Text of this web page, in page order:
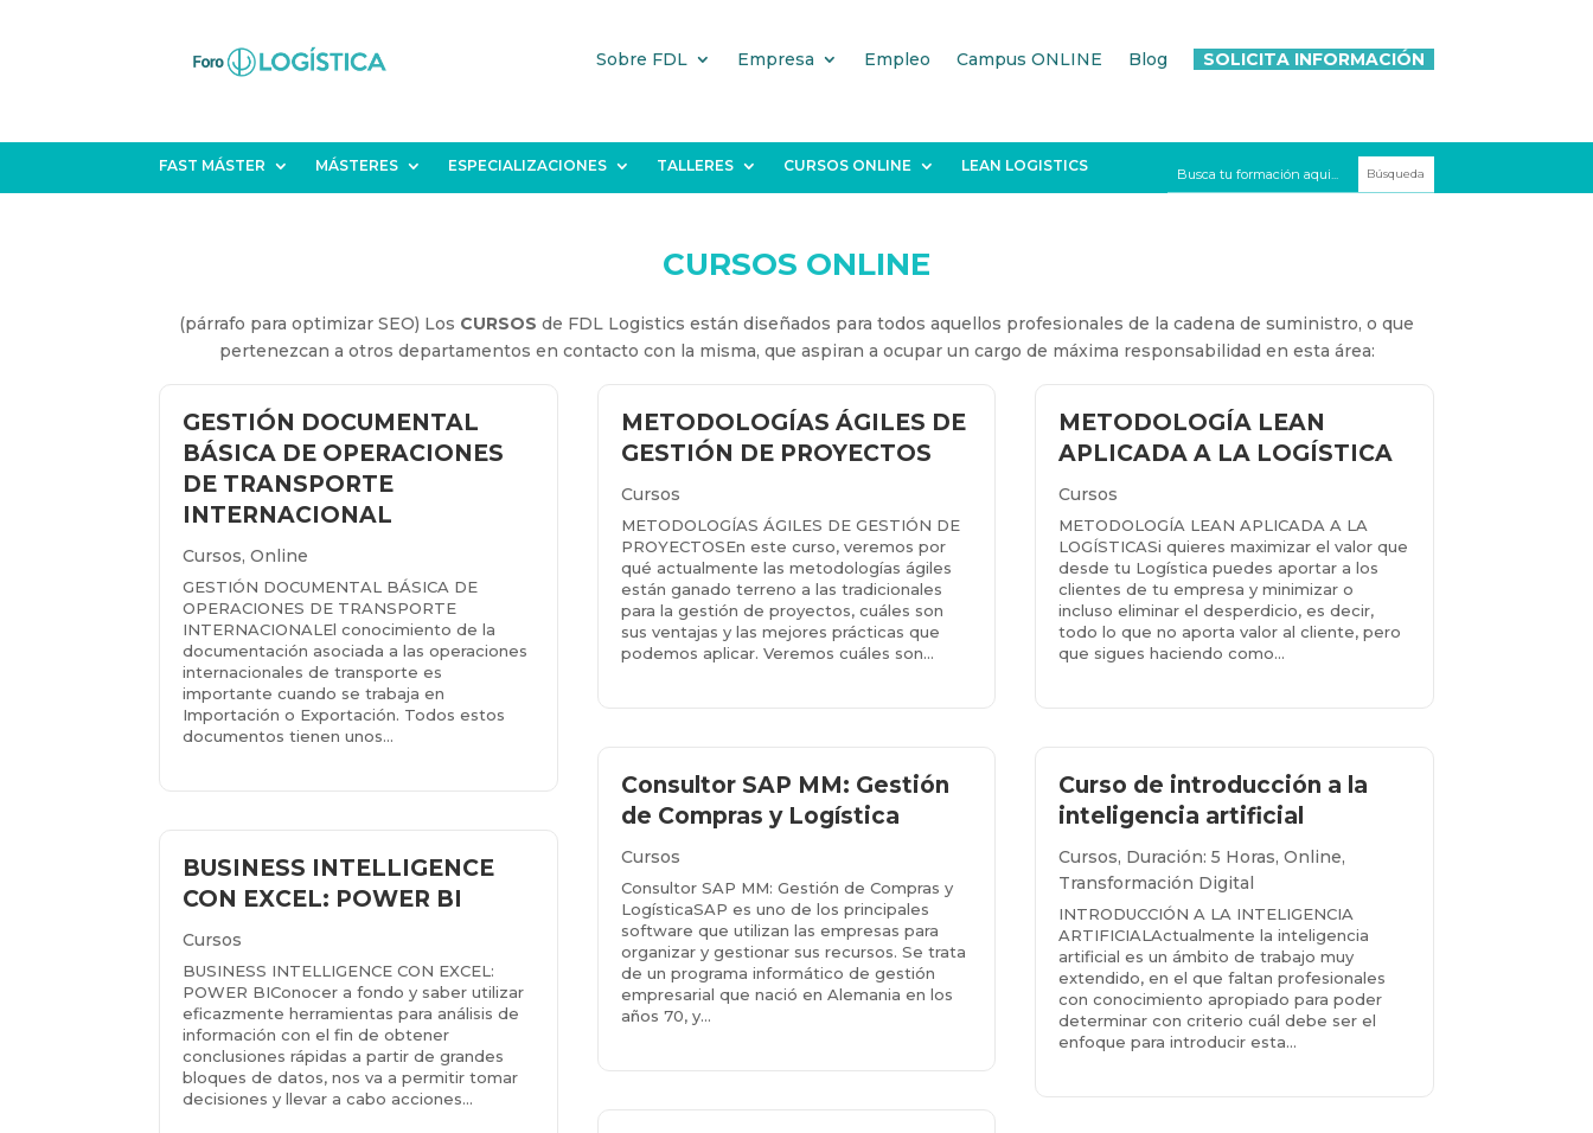
Sobre FDL Empresa Empleo Campus ONLINE Blog SOLICITA INFORMACIÓN
FAST MÁSTER MÁSTERES ESPECIALIZACIONES TALLERES CURSOS ONLINE LEAN LOGISTICS
CURSOS ONLINE
(párrafo para optimizar SEO) Los CURSOS de FDL Logistics están diseñados para todos aquellos profesionales de la cadena de suministro, o que
pertenezcan a otros departamentos en contacto con la misma, que aspiran a ocupar un cargo de máxima responsabilidad en esta área:
GESTIÓN DOCUMENTAL
BÁSICA DE OPERACIONES
DE TRANSPORTE
INTERNACIONAL
Cursos,Online
GESTIÓN DOCUMENTAL BÁSICA DE
OPERACIONES DE TRANSPORTE
INTERNACIONALEl conocimiento de la
documentación asociada a las operaciones
internacionales de transporte es
importante cuando se trabaja en
Importación o Exportación. Todos estos
documentos tienen unos...
BUSINESS INTELLIGENCE
CON EXCEL: POWER BI
Cursos
BUSINESS INTELLIGENCE CON EXCEL:
POWER BIConocer a fondo y saber utilizar
eficazmente herramientas para análisis de
información con el fin de obtener
conclusiones rápidas a partir de grandes
bloques de datos, nos va a permitir tomar
decisiones y llevar a cabo acciones...
METODOLOGÍAS ÁGILES DE
GESTIÓN DE PROYECTOS
Cursos
METODOLOGÍAS ÁGILES DE GESTIÓN DE
PROYECTOSEn este curso, veremos por
qué actualmente las metodologías ágiles
están ganado terreno a las tradicionales
para la gestión de proyectos, cuáles son
sus ventajas y las mejores prácticas que
podemos aplicar. Veremos cuáles son...
Consultor SAP MM: Gestión
de Compras y Logística
Cursos
Consultor SAP MM: Gestión de Compras y
LogísticaSAP es uno de los principales
software que utilizan las empresas para
organizar y gestionar sus recursos. Se trata
de un programa informático de gestión
empresarial que nació en Alemania en los
años 70, y...
METODOLOGÍA LEAN
APLICADA A LA LOGÍSTICA
Cursos
METODOLOGÍA LEAN APLICADA A LA
LOGÍSTICASi quieres maximizar el valor que
desde tu Logística puedes aportar a los
clientes de tu empresa y minimizar o
incluso eliminar el desperdicio, es decir,
todo lo que no aporta valor al cliente, pero
que sigues haciendo como...
Curso de introducción a la
inteligencia artificial
Cursos, Duración: 5 Horas, Online,
Transformación Digital
INTRODUCCIÓN A LA INTELIGENCIA
ARTIFICIALActualmente la inteligencia
artificial es un ámbito de trabajo muy
extendido, en el que faltan profesionales
con conocimiento apropiado para poder
determinar con criterio cuál debe ser el
enfoque para introducir esta...